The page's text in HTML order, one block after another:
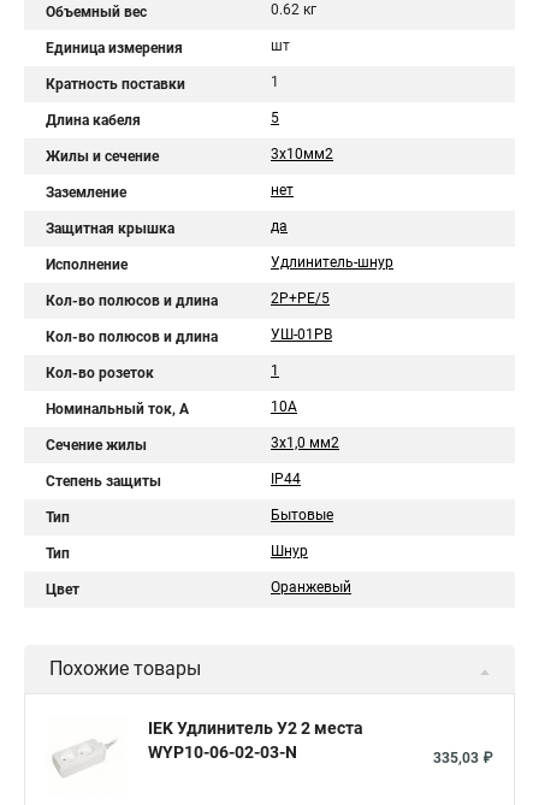
Объемный вес 0.62 кг
Единица измерения шт
Кратность поставки 1
Длина кабеля 5
Жилы и сечение 3х10мм2
Заземление нет
Защитная крышка да
Исполнение Удлинитель-шнур
Кол-во полюсов и длина 2Р+РЕ/5
Кол-во полюсов и длина УШ-01РВ
Кол-во розеток 1
Номинальный ток, А 10A
Сечение жилы 3х1,0 мм2
Степень защиты IP44
Тип Бытовые
Тип Шнур
Цвет Оранжевый
Похожие товары
IEK Удлинитель У2 2 места
WYP10-06-02-03-N
335,03 ₽